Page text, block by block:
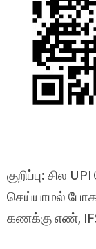
குறிப்பு: சில
செய்யாமல்
கணக்கு எண்,